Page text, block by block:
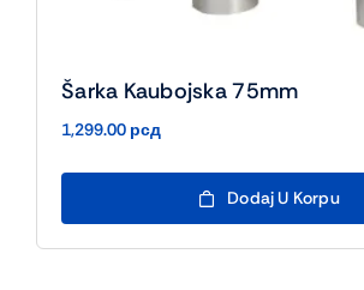
Šarka Kaubojska 75mm
1,299.00 рсд
Dodaj U Korpu